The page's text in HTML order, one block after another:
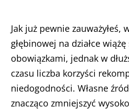
Jak już pewnie zauważyłeś,
głębinowej na działce
obowiązkami, jednak w
czasu liczba korzyści
niedogodności. Własne
znacząco zmniejszyć